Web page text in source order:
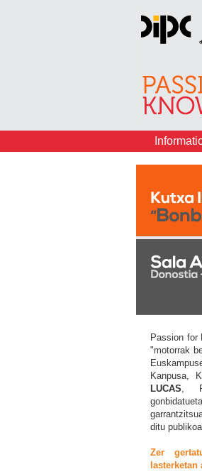
Passion for
"motorrak
Kanpusa,
LUCAS,
ditu
Zer